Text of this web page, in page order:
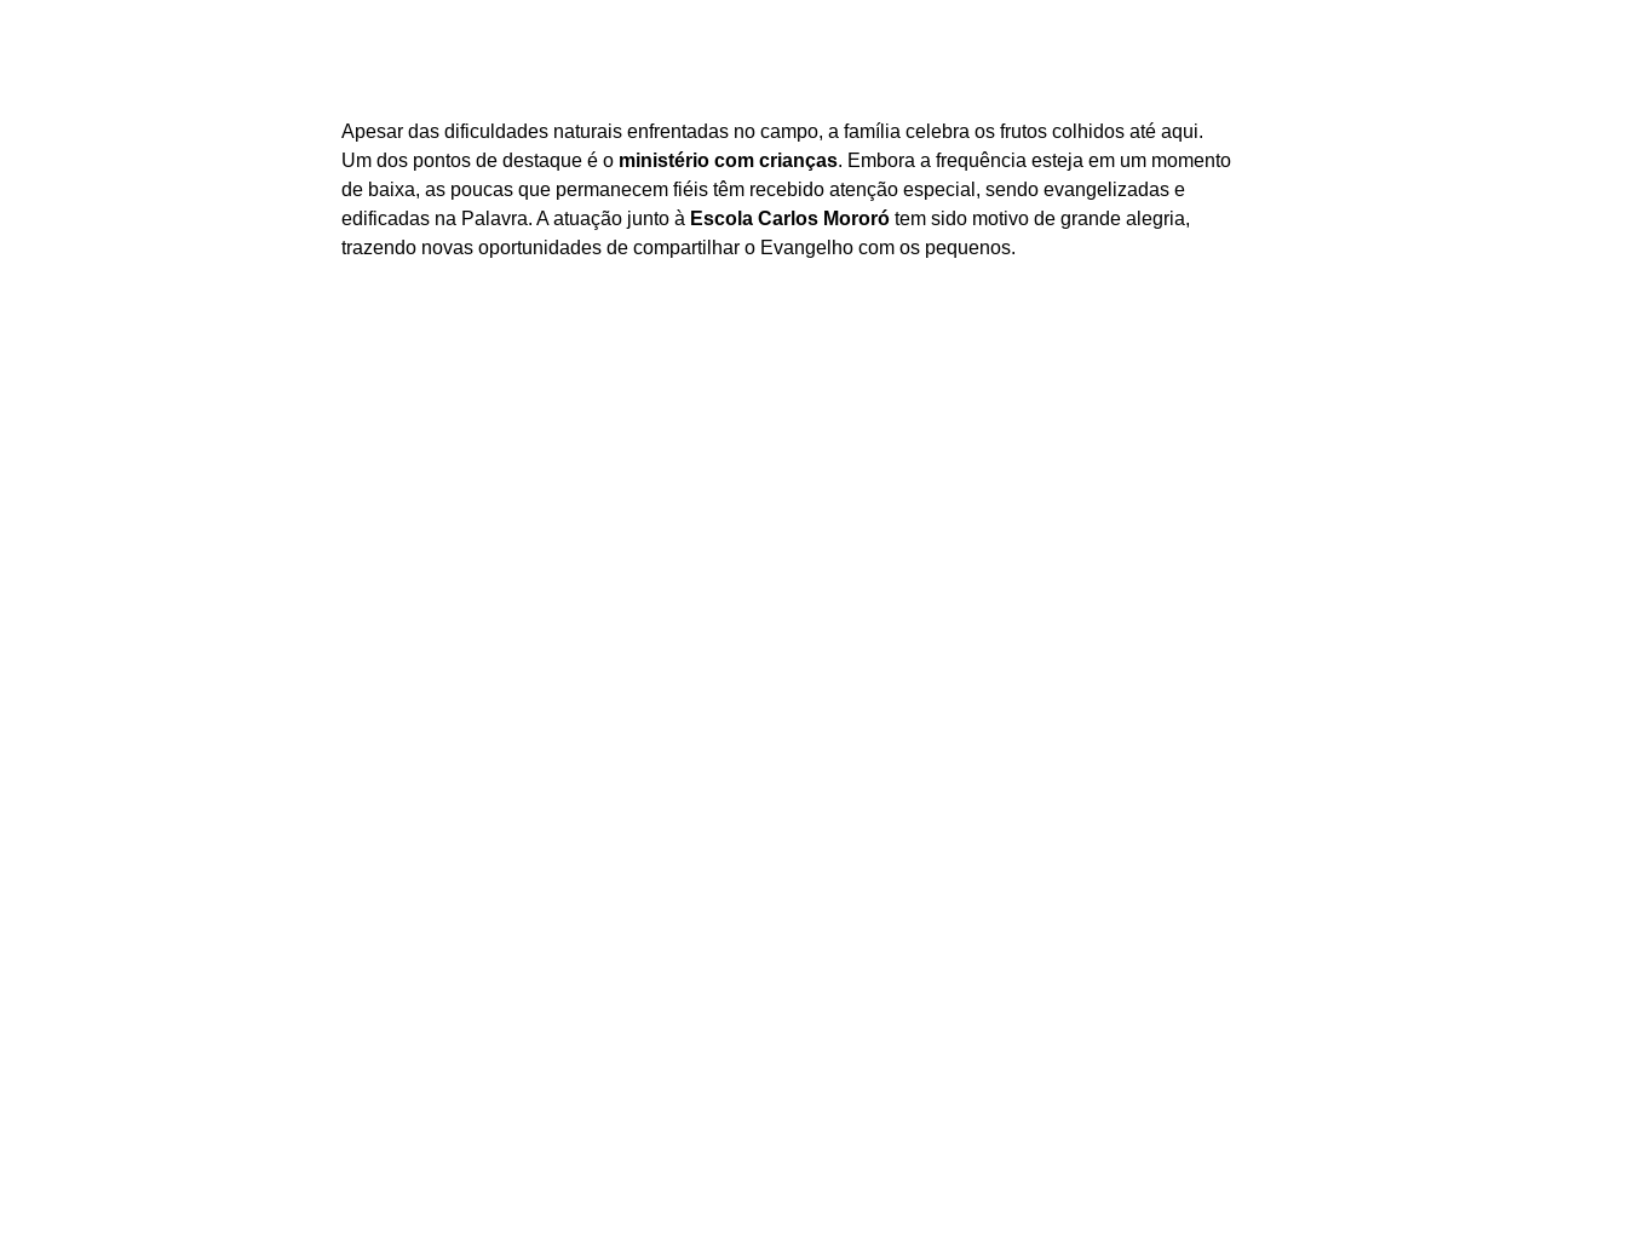
Apesar das dificuldades naturais enfrentadas no campo, a família celebra os frutos colhidos até aqui.
Um dos pontos de destaque é o ministério com crianças. Embora a frequência esteja em um momento
de baixa, as poucas que permanecem fiéis têm recebido atenção especial, sendo evangelizadas e
edificadas na Palavra. A atuação junto à Escola Carlos Mororó tem sido motivo de grande alegria,
trazendo novas oportunidades de compartilhar o Evangelho com os pequenos.